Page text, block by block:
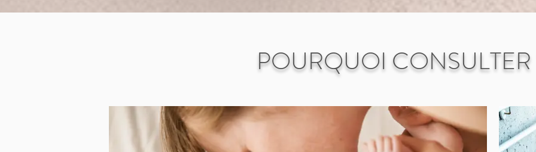
POURQUOI CONSULTER